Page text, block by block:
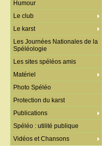
Humour
Le club
Le karst
Les Journées Nationales de la
Spéléologie
Les sites spéléos amis
Matériel
Photo Spéléo
Protection du karst
Publications
Spéléo : utilité publique
Vidéos et Chansons